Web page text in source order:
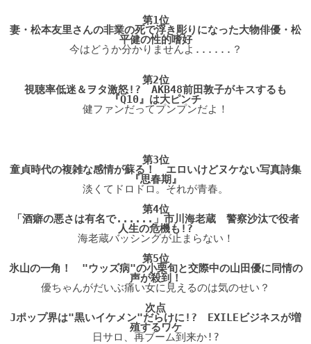
第1位
妻・松本友里さんの非業の死で浮き彫りになった大物俳優・松
平健の性的嗜好
今はどうか分かりませんよ......？
第2位
視聴率低迷＆ヲタ激怒!? AKB48前田敦子がキスするも
『Q10』は大ピンチ
健ファンだってプンプンだよ！
第3位
童貞時代の複雑な感情が蘇る！ エロいけどヌケない写真詩集
『思春期』
淡くてドロドロ。それが青春。
第4位
「酒癖の悪さは有名で......」市川海老蔵 警察沙汰で役者
人生の危機も!?
海老蔵バッシングが止まらない！
第5位
氷山の一角！ "ウッズ病"の小栗旬と交際中の山田優に同情の
声が殺到！
優ちゃんがだいぶ痛い女に見えるのは気のせい？
次点
Jポップ界は"黒いイケメン"だらけに!? EXILEビジネスが増
殖するワケ
日サロ、再ブーム到来か!?